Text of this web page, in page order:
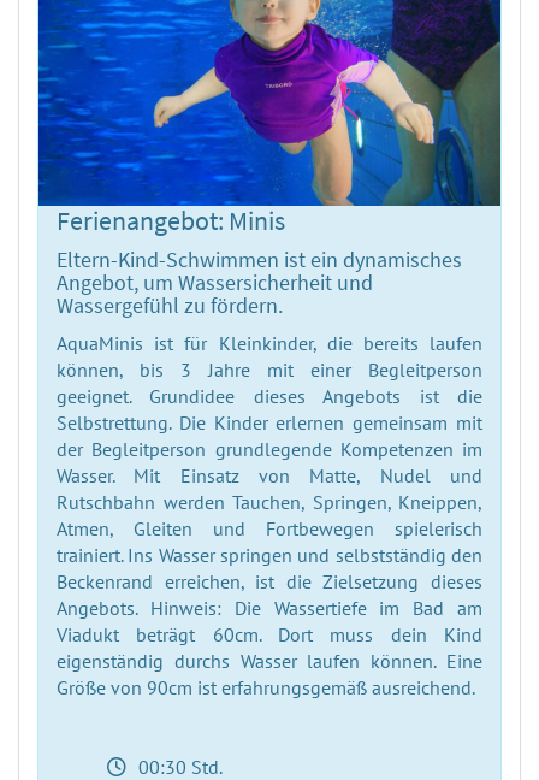
Ferienangebot: Minis
Eltern-Kind-Schwimmen ist ein dynamisches
Angebot, um Wassersicherheit und
Wassergefühl zu fördern.
AquaMinis ist für Kleinkinder, die bereits laufen
können, bis 3 Jahre mit einer Begleitperson
geeignet. Grundidee dieses Angebots ist die
Selbstrettung. Die Kinder erlernen gemeinsam mit
der Begleitperson grundlegende Kompetenzen im
Wasser. Mit Einsatz von Matte, Nudel und
Rutschbahn werden Tauchen, Springen, Kneippen,
Atmen, Gleiten und Fortbewegen spielerisch
trainiert. Ins Wasser springen und selbstständig den
Beckenrand erreichen, ist die Zielsetzung dieses
Angebots. Hinweis: Die Wassertiefe im Bad am
Viadukt beträgt 60cm. Dort muss dein Kind
eigenständig durchs Wasser laufen können. Eine
Größe von 90cm ist erfahrungsgemäß ausreichend.
00:30 Std.